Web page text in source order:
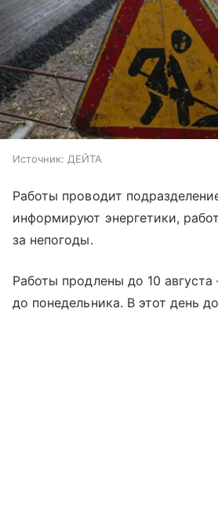
Источник: ДЕЙТА
Работы проводит
информируют энергетики,
за непогоды.
Работы продлены до 10
до понедельника. В этот день